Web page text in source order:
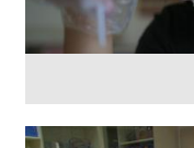
בעלי